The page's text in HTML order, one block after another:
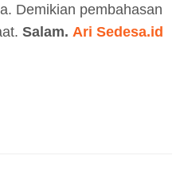
Demikian pembahasan
Salam. Ari Sedesa.id